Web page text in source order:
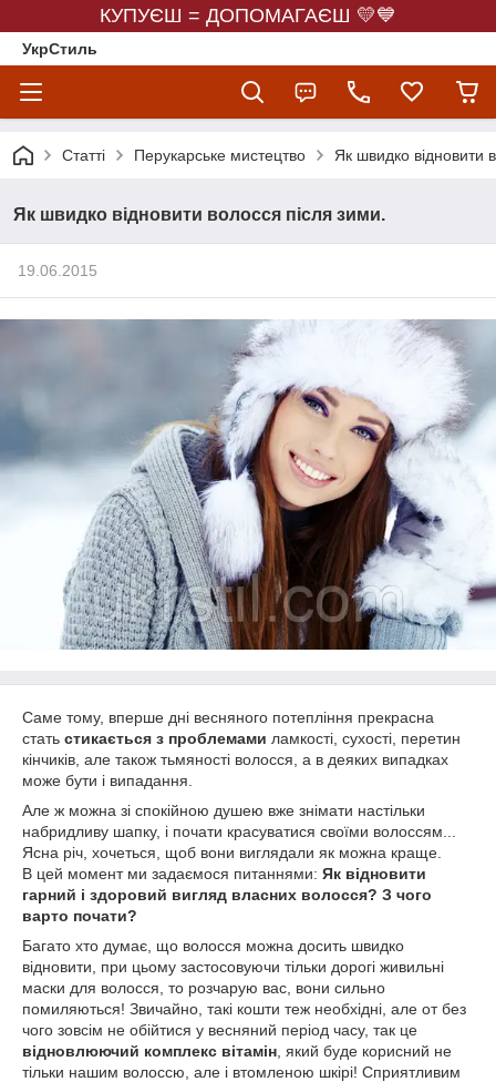
КУПУЄШ = ДОПОМАГАЄШ 💛💙
УкрСтиль
Статті Перукарське мистецтво Як швидко відновити
Як швидко відновити волосся після зими.
19.06.2015
Саме тому, вперше дні весняного потепління прекрасна
стать стикається з проблемами ламкості, сухості, перетин
кінчиків, але також тьмяності волосся, а в деяких випадках
може бути і випадання.
Але ж можна зі спокійною душею вже знімати настільки
набридливу шапку, і почати красуватися своїми волоссям...
Ясна річ, хочеться, щоб вони виглядали як можна краще.
В цей момент ми задаємося питаннями: Як відновити
гарний і здоровий вигляд власних волосся? З чого
варто почати?
Багато хто думає, що волосся можна досить швидко
відновити, при цьому застосовуючи тільки дорогі живильні
маски для волосся, то розчарую вас, вони сильно
помиляються! Звичайно, такі кошти теж необхідні, але от без
чого зовсім не обійтися у весняний період часу, так це
відновлюючий комплекс вітамін , який буде корисний не
тільки нашим волоссю, але і втомленою шкірі! Сприятливим